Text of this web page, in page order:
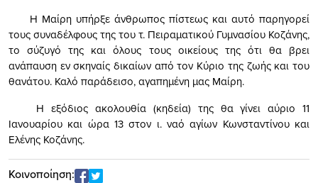
Η Μαίρη υπήρξε άνθρωπος πίστεως και αυτό παρηγορεί
τους συναδέλφους της του τ. Πειραματικού Γυμνασίου Κοζάνης,
το σύζυγό της και όλους τους οικείους της ότι θα βρει
ανάπαυση εν σκηναίς δικαίων από τον Κύριο της ζωής και του
θανάτου. Καλό παράδεισο, αγαπημένη μας Μαίρη.
Η εξόδιος ακολουθία (κηδεία) της θα γίνει αύριο 11
Ιανουαρίου και ώρα 13 στον ι. ναό αγίων Κωνσταντίνου και
Ελένης Κοζάνης.
Κοινοποίηση: